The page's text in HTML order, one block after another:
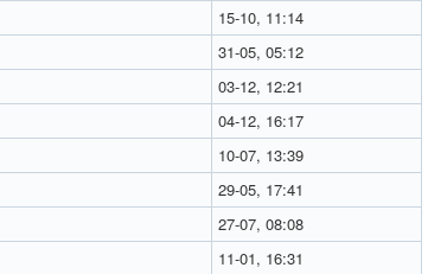
15-10, 11:14
31-05, 05:12
03-12, 12:21
04-12, 16:17
10-07, 13:39
29-05, 17:41
27-07, 08:08
11-01, 16:31